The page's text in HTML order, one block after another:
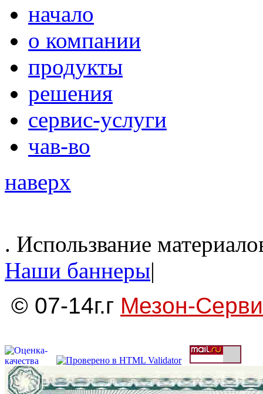
начало
о компании
продукты
решения
сервис-услуги
чав-во
наверх
. Использвание
Наши баннеры|
© 07-14г.г Мезон-